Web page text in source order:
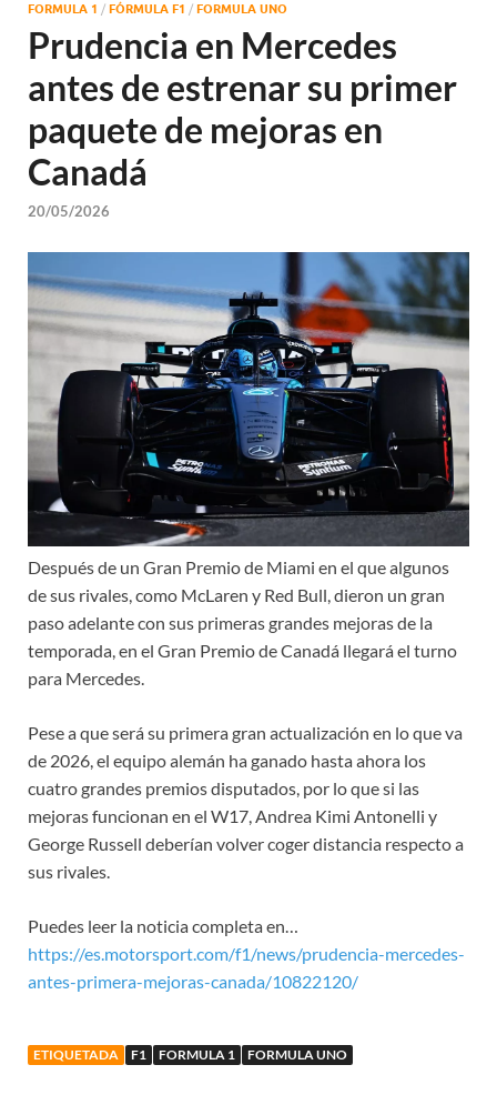
FORMULA 1 / FÓRMULA F1 / FORMULA UNO
Prudencia en Mercedes
antes de estrenar su primer
paquete de mejoras en
Canadá
20/05/2026
Después de un Gran Premio de Miami en el que algunos
de sus rivales, como McLaren y Red Bull, dieron un gran
paso adelante con sus primeras grandes mejoras de la
temporada, en el Gran Premio de Canadá llegará el turno
para Mercedes.
Pese a que será su primera gran actualización en lo que va
de 2026, el equipo alemán ha ganado hasta ahora los
cuatro grandes premios disputados, por lo que si las
mejoras funcionan en el W17, Andrea Kimi Antonelli y
George Russell deberían volver coger distancia respecto a
sus rivales.
Puedes leer la noticia completa en…
https://es.motorsport.com/f1/news/prudencia-mercedes-
antes-primera-mejoras-canada/10822120/
ETIQUETADA F1 FORMULA 1 FORMULA UNO